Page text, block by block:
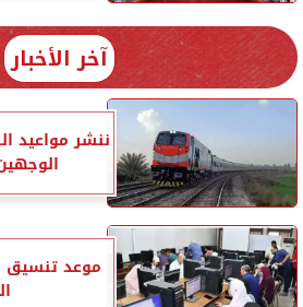
آخر الأخبار
ننشر مواعيد
موعد تنسيق